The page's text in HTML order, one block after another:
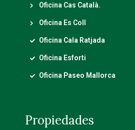
Oficina Cas Català.
Oficina Es Coll
Oficina Cala Ratjada
Oficina Esforti
Oficina Paseo Mallorca
Propiedades